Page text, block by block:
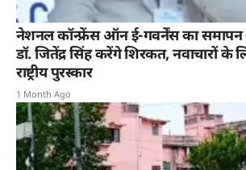
नेशनल कॉन्फ्रेंस ऑन ई-गवर्नेंस का समापन
डॉ. जितेंद्र सिंह करेंगे शिरकत, नवाचारों के
राष्ट्रीय पुरस्कार
1 Month Ago